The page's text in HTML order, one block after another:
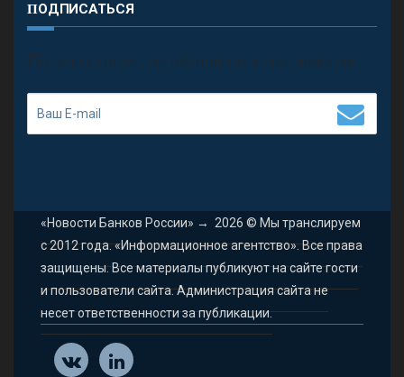
ПОДПИСАТЬСЯ
П олучить последние обновления и предложения.
«Новости Банков России» → 2026 © Мы транслируем
с 2012 года. «Информационное агентство». Все права
защищены. Все материалы публикуют на сайте гости
и пользователи сайта. Администрация сайта не
несет ответственности за публикации.